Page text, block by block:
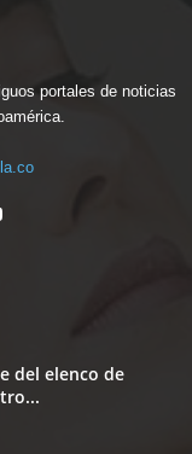
portales de noticias
del elenco de